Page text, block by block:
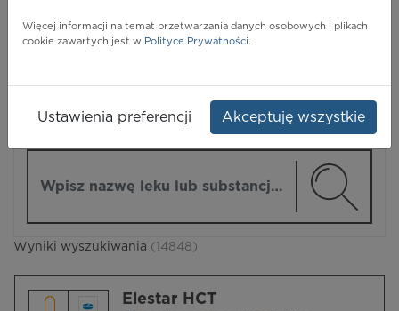
Wyniki wyszukiwania (14848)
Elestar HCT
Więcej informacji na temat przetwarzania danych osobowych i plikach
cookie zawartych jest w Polityce Prywatności.
Ustawienia preferencji Akceptuję wszystkie